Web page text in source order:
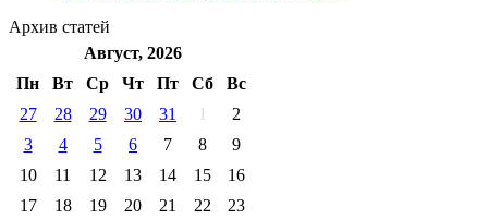
Архив статей
Август, 2026
Пн
Вт Ср Чт Пт Cб
Вс
27
28 29 30 31 1
2
3
4 5 6 7 8
9
10
11 12 13 14 15
16
17
18 19 20 21 22
23